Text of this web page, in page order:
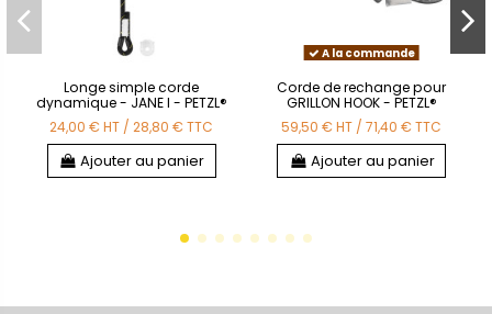
Longe simple corde
dynamique - JANE I - PETZL®
24,00 €HT /28,80 €TTC
Ajouter au panier
A la commande
Corde de rechange pour
GRILLON HOOK - PETZL®
59,50 €HT /71,40 €TTC
Ajouter au panier